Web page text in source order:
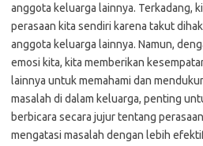
anggota keluarga lainnya. Terkadang,
perasaan kita sendiri karena takut
anggota keluarga lainnya. Namun,
emosi kita, kita memberikan
lainnya untuk memahami dan
masalah di dalam keluarga, penting
berbicara secara jujur tentang
mengatasi masalah dengan lebih